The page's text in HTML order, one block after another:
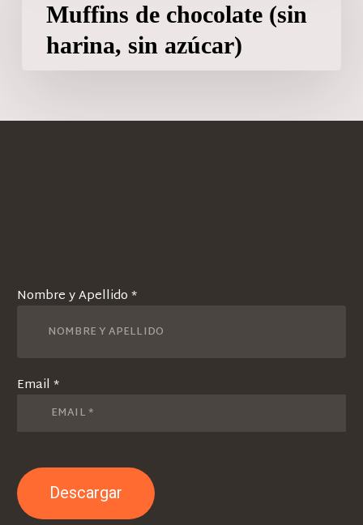
Muffins de chocolate (sin
harina, sin azúcar)
Nombre y Apellido *
Email *